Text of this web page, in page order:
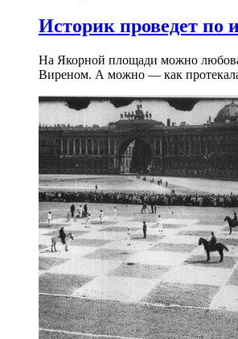
Историк проведет по
На Якорной площади можно
Виреном. А можно — как